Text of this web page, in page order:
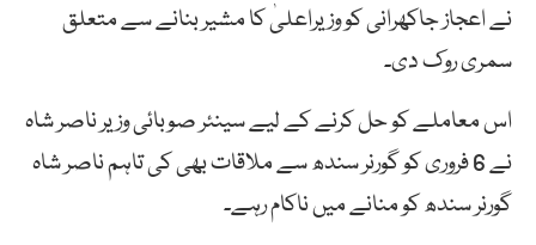
نے اعجاز جاکھرانی کو وزیراعلیٰ کا مشیر بنانے سے متعلق
سمری روک دی۔
اس معاملے کو حل کرنے کے لیے سینئر صوبائی وزیر ناصر شاہ
نے 6 فروری کو گورنر سندھ سے ملاقات بھی کی تاہم ناصر شاہ
گورنر سندھ کو منانے میں ناکام رہے۔